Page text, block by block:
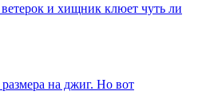
ветерок и хищник клюет чуть ли
на джиг. Но вот